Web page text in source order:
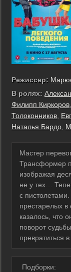
Режиссер:
В ролях:
Филипп Киркоров
Толоконников
Наталья Бардо
Мастер
Трансформер
изображая
не у тех…
с
престарелых в
казалось, что
поворот
превратиться
Подборки: